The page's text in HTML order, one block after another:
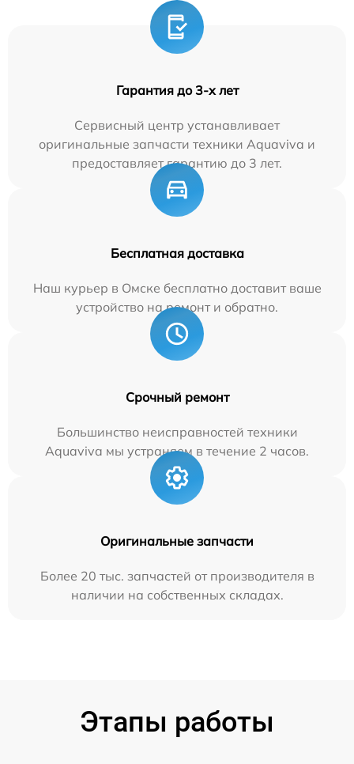
Гарантия до 3-х лет
Сервисный центр устанавливает
оригинальные запчасти техники Aquaviva и
предоставляет гарантию до 3 лет.
Бесплатная доставка
Наш курьер в Омске бесплатно доставит ваше
устройство на ремонт и обратно.
Срочный ремонт
Большинство неисправностей техники
Aquaviva мы устраняем в течение 2 часов.
Оригинальные запчасти
Более 20 тыс. запчастей от производителя в
наличии на собственных складах.
Этапы работы